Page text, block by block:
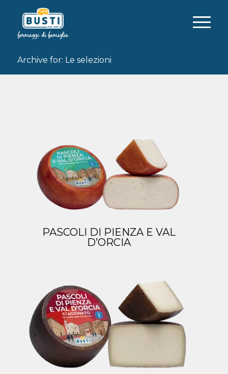
Archive for: Le selezioni
PASCOLI DI PIENZA E VAL
D’ORCIA